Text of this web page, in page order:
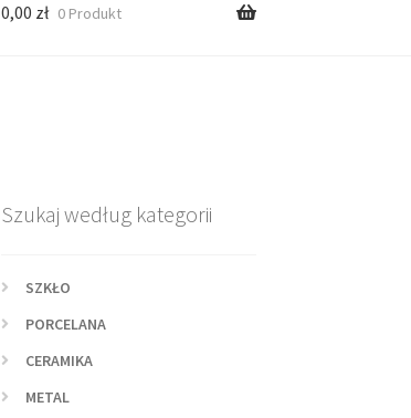
0,00 zł 0 Produkt
Szukaj według kategorii
SZKŁO
PORCELANA
CERAMIKA
METAL